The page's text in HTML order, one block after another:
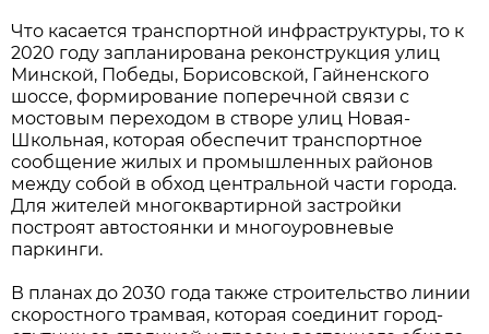
Что касается транспортной инфраструктуры, то к
2020 году запланирована реконструкция улиц
Минской, Победы, Борисовской, Гайненского
шоссе, формирование поперечной связи с
мостовым переходом в створе улиц Новая-
Школьная, которая обеспечит транспортное
сообщение жилых и промышленных районов
между собой в обход центральной части города.
Для жителей многоквартирной застройки
построят автостоянки и многоуровневые
паркинги.
В планах до 2030 года также строительство линии
скоростного трамвая, которая соединит город-